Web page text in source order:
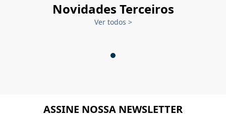
Novidades Terceiros
Ver todos >
ASSINE NOSSA NEWSLETTER